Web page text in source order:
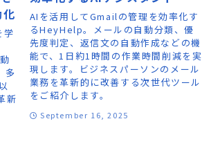
学
多
新
AIを活用してGmailの管理を効率化す
るHeyHelp。メールの自動分類、優
先度判定、返信文の自動作成などの機
能で、1日約1時間の作業時間削減を実
現します。ビジネスパーソンのメール
業務を革新的に改善する次世代ツール
をご紹介します。
September 16, 2025